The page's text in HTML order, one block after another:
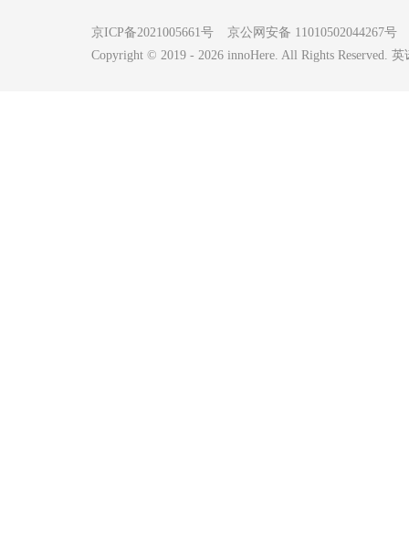
京ICP备2021005661号
京公网安备 11010502044267号
Copyright © 2019 - 2026 innoHere. All Rights Reserved.